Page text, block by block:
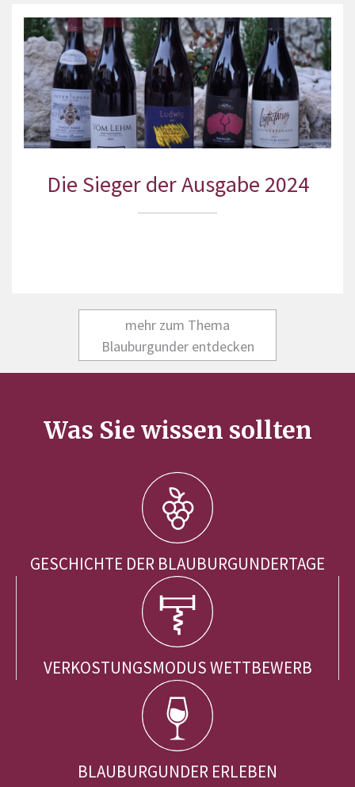
Die Sieger der Ausgabe 2024
mehr zum Thema
Blauburgunder entdecken
Was Sie wissen sollten
GESCHICHTE DER BLAUBURGUNDERTAGE
VERKOSTUNGSMODUS WETTBEWERB
BLAUBURGUNDER ERLEBEN